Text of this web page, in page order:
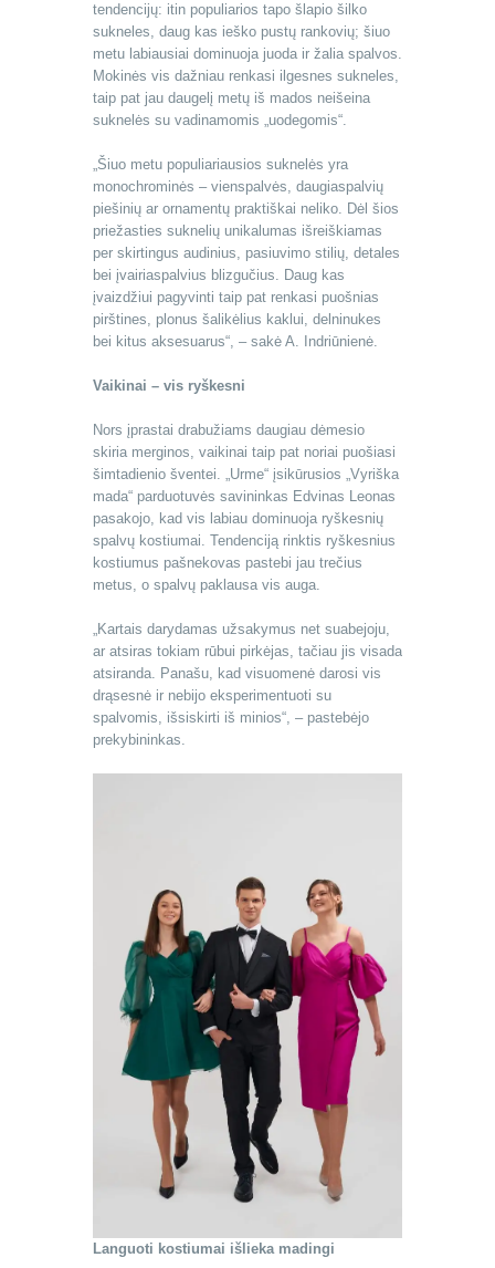
tendencijų: itin populiarios tapo šlapio šilko
sukneles, daug kas ieško pustų rankovių; šiuo
metu labiausiai dominuoja juoda ir žalia spalvos.
Mokinės vis dažniau renkasi ilgesnes sukneles,
taip pat jau daugelį metų iš mados neišeina
suknelės su vadinamomis „uodegomis“.
„Šiuo metu populiariausios suknelės yra
monochrominės – vienspalvės, daugiaspalvių
piešinių ar ornamentų praktiškai neliko. Dėl šios
priežasties suknelių unikalumas išreiškiamas
per skirtingus audinius, pasiuvimo stilių, detales
bei įvairiaspalvius blizgučius. Daug kas
įvaizdžiui pagyvinti taip pat renkasi puošnias
pirštines, plonus šalikėlius kaklui, delninukes
bei kitus aksesuarus“, – sakė A. Indriūnienė.
Vaikinai – vis ryškesni
Nors įprastai drabužiams daugiau dėmesio
skiria merginos, vaikinai taip pat noriai puošiasi
šimtadienio šventei. „Urme“ įsikūrusios „Vyriška
mada“ parduotuvės savininkas Edvinas Leonas
pasakojo, kad vis labiau dominuoja ryškesnių
spalvų kostiumai. Tendenciją rinktis ryškesnius
kostiumus pašnekovas pastebi jau trečius
metus, o spalvų paklausa vis auga.
„Kartais darydamas užsakymus net suabejoju,
ar atsiras tokiam rūbui pirkėjas, tačiau jis visada
atsiranda. Panašu, kad visuomenė darosi vis
drąsesnė ir nebijo eksperimentuoti su
spalvomis, išsiskirti iš minios“, – pastebėjo
prekybininkas.
Languoti kostiumai išlieka madingi